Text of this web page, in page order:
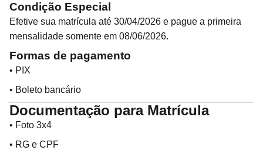
Condição Especial
Efetive sua matrícula até 30/04/2026 e pague a primeira
mensalidade somente em 08/06/2026.
Formas de pagamento
• PIX
• Boleto bancário
Documentação para Matrícula
• Foto 3x4
• RG e CPF